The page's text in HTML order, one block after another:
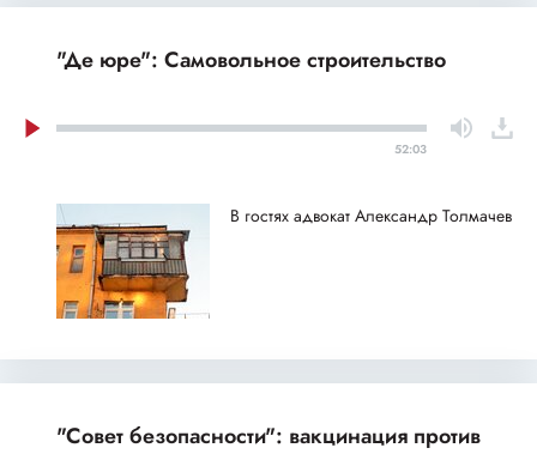
"Де юре": Самовольное строительство
52:03
В гостях адвокат Александр Толмачев
"Совет безопасности": вакцинация против